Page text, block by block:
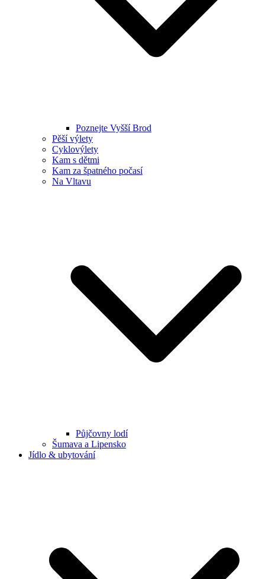
Poznejte Vyšší Brod
Pěší výlety
Cyklovýlety
Kam s dětmi
Kam za špatného počasí
Na Vltavu
Půjčovny lodí
Šumava a Lipensko
Jídlo & ubytování